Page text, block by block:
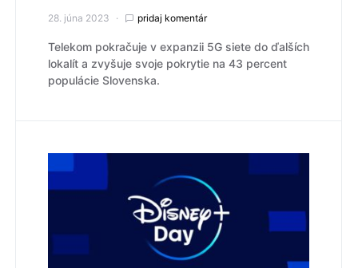
28. júna 2023 pridaj komentár
Telekom pokračuje v expanzii 5G siete do ďalších
lokalít a zvyšuje svoje pokrytie na 43 percent
populácie Slovenska.